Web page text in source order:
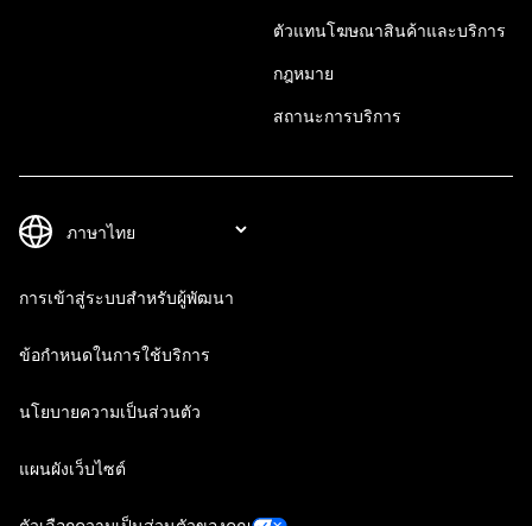
ตัวแทนโฆษณาสินค้าและบริการ
กฎหมาย
สถานะการบริการ
การเข้าสู่ระบบสำหรับผู้พัฒนา
ข้อกำหนดในการใช้บริการ
นโยบายความเป็นส่วนตัว
แผนผังเว็บไซต์